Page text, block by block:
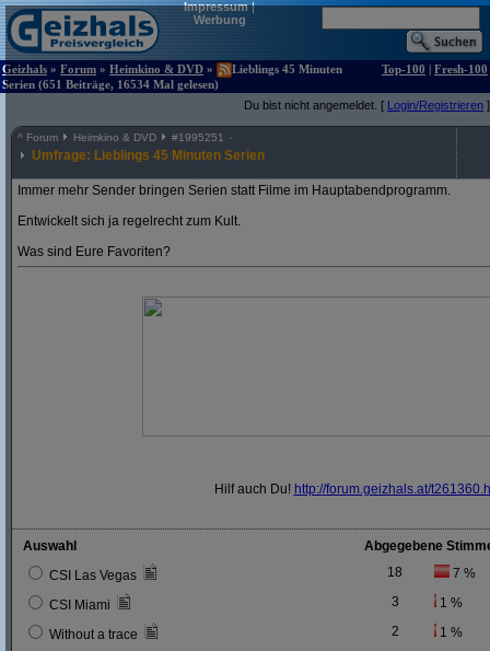
Impressum|
Werbung
Geizhals » Forum » Heimkino & DVD »
Lieblings 45 Minuten
Serien (651 Beiträge, 16534 Mal gelesen)
Top-100 | Fresh-100
Du bist nicht angemeldet. [ Login/Registrieren ]
^ Forum Heimkino & DVD #1995251
Umfrage: Lieblings 45 Minuten Serien
Immer mehr Sender bringen Serien statt Filme im Hauptabendprogramm.
Entwickelt sich ja regelrecht zum Kult.
Was sind Eure Favoriten?
Hilf auch Du! http://forum.geizhals.at/
Auswahl
Abgegebene
CSI Las Vegas
18 7 %
CSI Miami 3 1 %
Without a trace 2 1 %